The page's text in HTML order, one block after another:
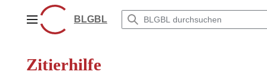
springenHauptmenüBLGBL
Zitierhilfe